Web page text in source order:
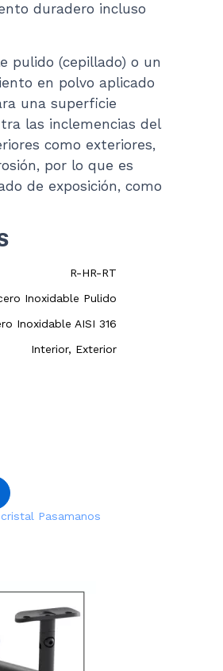
duradero incluso
pulido (cepillado) o un
en polvo aplicado
una superficie
las inclemencias del
como exteriores,
por lo que es
de exposición, como
R-HR-RT
Inoxidable Pulido
Inoxidable AISI 316
Interior, Exterior
Pasamanos